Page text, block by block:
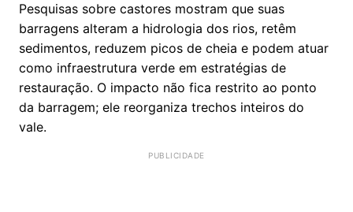
Pesquisas sobre castores mostram que suas
barragens alteram a hidrologia dos rios, retêm
sedimentos, reduzem picos de cheia e podem atuar
como infraestrutura verde em estratégias de
restauração. O impacto não fica restrito ao ponto
da barragem; ele reorganiza trechos inteiros do
vale.